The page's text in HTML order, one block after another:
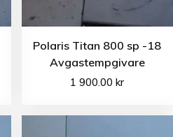
Polaris Titan 800 sp -18
Avgastempgivare
1 900.00kr